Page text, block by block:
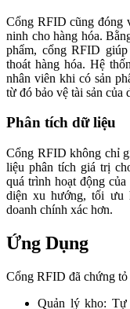
Cổng RFID cũng đóng
ninh cho hàng hóa.
phẩm, cổng RFID
thoát hàng hóa. Hệ
nhân viên khi có sản
từ đó bảo vệ tài sản của
Phân tích dữ liệu
Cổng RFID không chỉ
liệu phân tích giá trị
quá trình hoạt động
diện xu hướng, tối ưu
doanh chính xác hơn.
Ứng Dụng
Cổng RFID đã chứng
Quản lý kho: Tự